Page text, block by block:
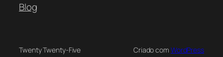
Blog
Twenty Twenty-Five Criado com WordPress